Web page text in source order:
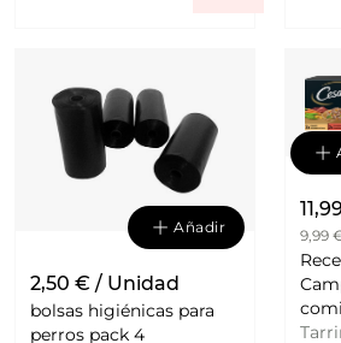
Añadir
2,50 € / Unidad
bolsas higiénicas para
perros pack 4
9,99